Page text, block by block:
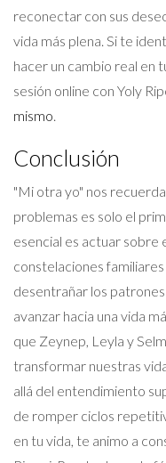
reconectar con sus
vida más plena. Si te
hacer un cambio real en
sesión online con Yoly
mismo.
Conclusión
"Mi otra yo" nos
problemas es solo el
esencial es actuar sobre
constelaciones
desentrañar los
avanzar hacia una vida
que Zeynep, Leyla y
transformar nuestras
allá del entendimiento
de romper ciclos
en tu vida, te animo a